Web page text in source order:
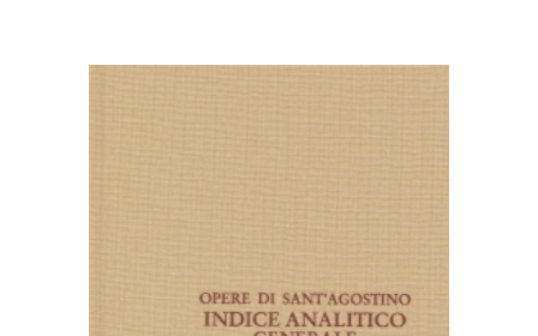
AGGIUNGI AL CARRELLO